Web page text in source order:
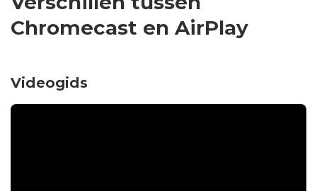
Chromecast en AirPlay
Videogids